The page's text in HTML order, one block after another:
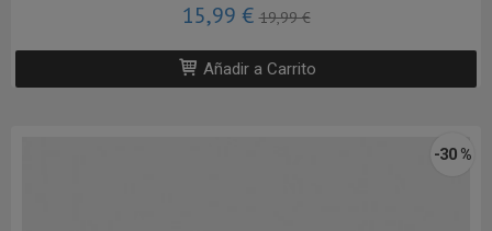
15,99 €19,99 €
Añadir a Carrito
-30 %